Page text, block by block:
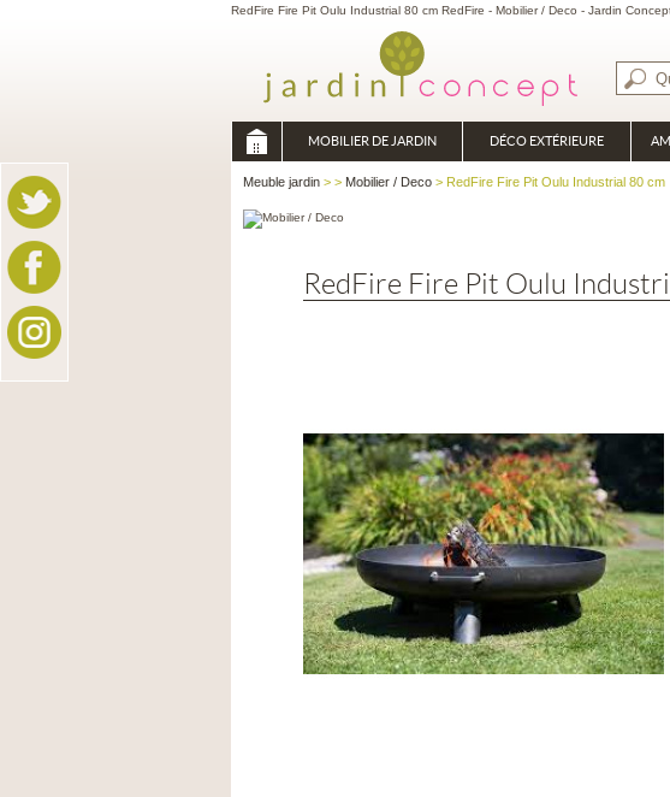
RedFire Fire Pit Oulu Industrial 80 cm RedFire - Mobilier / Deco - Jardin
MOBILIER DE JARDIN DÉCO EXTÉRIEURE
Meuble jardin > > Mobilier / Deco > RedFire Fire Pit Oulu Industrial 80 cm
RedFire Fire Pit Oulu